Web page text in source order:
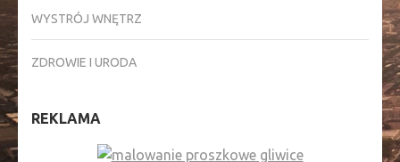
WYSTRÓJ WNĘTRZ
ZDROWIE I URODA
REKLAMA